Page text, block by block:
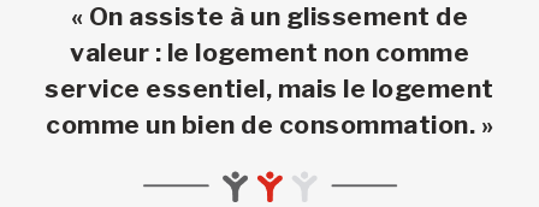
« On assiste à un glissement de
valeur : le logement non comme
service essentiel, mais le logement
comme un bien de consommation. »